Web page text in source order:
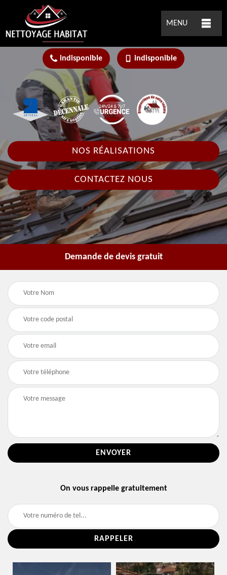
MENU
indisponible indisponible
NOS RÉALISATIONS
CONTACTEZ NOUS
Demande de devis gratuit
On vous rappelle gratuitement